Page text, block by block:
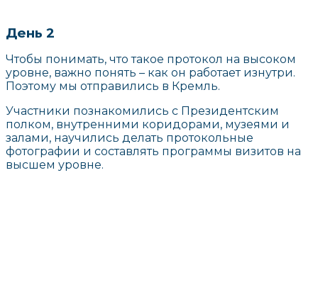
День 2
Чтобы понимать, что такое протокол на высоком
уровне, важно понять – как он работает изнутри.
Поэтому мы отправились в Кремль.
Участники познакомились с Президентским
полком, внутренними коридорами, музеями и
залами, научились делать протокольные
фотографии и составлять программы визитов на
высшем уровне.